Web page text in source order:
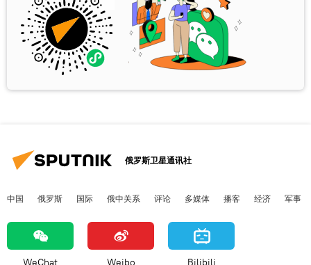
俄罗斯卫星通讯社
中国 俄罗斯 国际 俄中关系 评论 多媒体 播客 经济 军事
WeChat Weibo Bilibili